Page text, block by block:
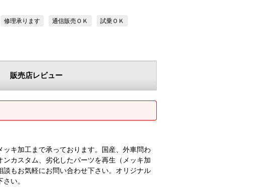
修理承ります 通信販売ＯＫ 試乗ＯＫ
販売店レビュー
キ加工まで承っております。国産、外車問わ
カスタム、劣化したパーツを再生（メッキ加
もお気軽にお問い合わせ下さい。オリジナル
い。